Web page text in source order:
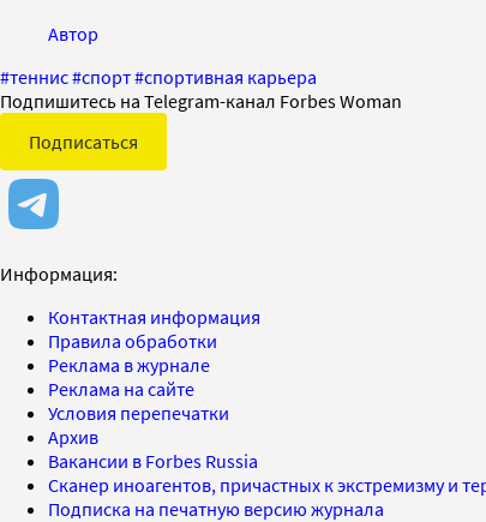
Автор
#теннис#спорт#спортивная карьера
Подпишитесь на Telegram-канал Forbes Woman
Подписаться
Информация:
Контактная информация
Правила обработки
Реклама в журнале
Реклама на сайте
Условия перепечатки
Архив
Вакансии в Forbes Russia
Сканер иноагентов, причастных к экстремизму и
Подписка на печатную версию журнала